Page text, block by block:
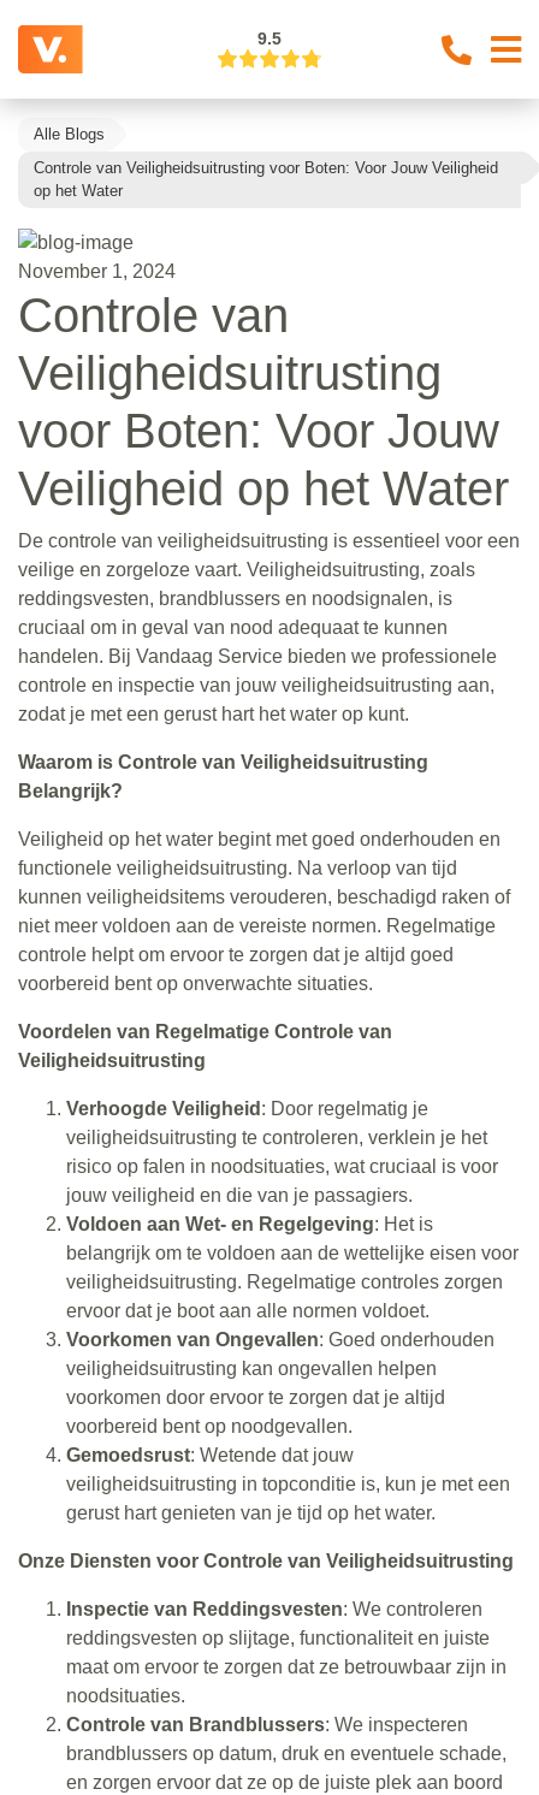
9.5
Alle Blogs
Controle van Veiligheidsuitrusting voor Boten: Voor Jouw Veiligheid
op het Water
November 1, 2024
Controle van
Veiligheidsuitrusting
voor Boten: Voor Jouw
Veiligheid op het Water
De controle van veiligheidsuitrusting is essentieel voor een
veilige en zorgeloze vaart. Veiligheidsuitrusting, zoals
reddingsvesten, brandblussers en noodsignalen, is
cruciaal om in geval van nood adequaat te kunnen
handelen. Bij Vandaag Service bieden we professionele
controle en inspectie van jouw veiligheidsuitrusting aan,
zodat je met een gerust hart het water op kunt.
Waarom is Controle van Veiligheidsuitrusting
Belangrijk?
Veiligheid op het water begint met goed onderhouden en
functionele veiligheidsuitrusting. Na verloop van tijd
kunnen veiligheidsitems verouderen, beschadigd raken of
niet meer voldoen aan de vereiste normen. Regelmatige
controle helpt om ervoor te zorgen dat je altijd goed
voorbereid bent op onverwachte situaties.
Voordelen van Regelmatige Controle van
Veiligheidsuitrusting
Verhoogde Veiligheid : Door regelmatig je
veiligheidsuitrusting te controleren, verklein je het
risico op falen in noodsituaties, wat cruciaal is voor
jouw veiligheid en die van je passagiers.
Voldoen aan Wet- en Regelgeving: Het is
belangrijk om te voldoen aan de wettelijke eisen voor
veiligheidsuitrusting. Regelmatige controles zorgen
ervoor dat je boot aan alle normen voldoet.
Voorkomen van Ongevallen: Goed onderhouden
veiligheidsuitrusting kan ongevallen helpen
voorkomen door ervoor te zorgen dat je altijd
voorbereid bent op noodgevallen.
Gemoedsrust: Wetende dat jouw
veiligheidsuitrusting in topconditie is, kun je met een
gerust hart genieten van je tijd op het water.
Onze Diensten voor Controle van Veiligheidsuitrusting
Inspectie van Reddingsvesten: We controleren
reddingsvesten op slijtage, functionaliteit en juiste
maat om ervoor te zorgen dat ze betrouwbaar zijn in
noodsituaties.
Controle van Brandblussers: We inspecteren
brandblussers op datum, druk en eventuele schade,
en zorgen ervoor dat ze op de juiste plek aan boord